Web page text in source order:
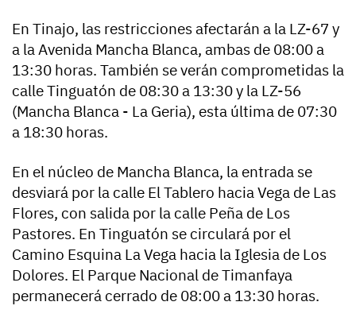
En Tinajo, las restricciones afectarán a la LZ-67 y
a la Avenida Mancha Blanca, ambas de 08:00 a
13:30 horas. También se verán comprometidas la
calle Tinguatón de 08:30 a 13:30 y la LZ-56
(Mancha Blanca - La Geria), esta última de 07:30
a 18:30 horas.
En el núcleo de Mancha Blanca, la entrada se
desviará por la calle El Tablero hacia Vega de Las
Flores, con salida por la calle Peña de Los
Pastores. En Tinguatón se circulará por el
Camino Esquina La Vega hacia la Iglesia de Los
Dolores. El Parque Nacional de Timanfaya
permanecerá cerrado de 08:00 a 13:30 horas.